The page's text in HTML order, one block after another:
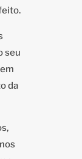
seu
da